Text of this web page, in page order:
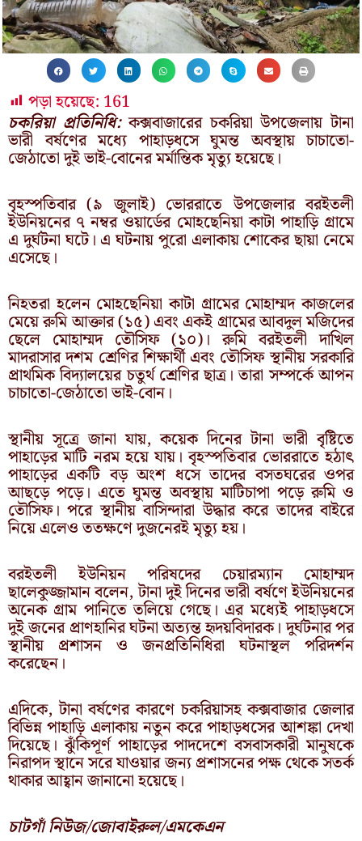
পড়া হয়েছে: 161
চকরিয়া প্রতিনিধি:কক্সবাজারের চকরিয়া উপজেলায় টানা
ভারী বর্ষণের মধ্যে পাহাড়ধসে ঘুমন্ত অবস্থায় চাচাতো-
জেঠাতো দুই ভাই-বোনের মর্মান্তিক মৃত্যু হয়েছে।
বৃহস্পতিবার (৯ জুলাই) ভোররাতে উপজেলার বরইতলী
ইউনিয়নের ৭ নম্বর ওয়ার্ডের মোহছেনিয়া কাটা পাহাড়ি গ্রামে
এ দুর্ঘটনা ঘটে। এ ঘটনায় পুরো এলাকায় শোকের ছায়া নেমে
এসেছে।
নিহতরা হলেন মোহছেনিয়া কাটা গ্রামের মোহাম্মদ কাজলের
মেয়ে রুমি আক্তার (১৫) এবং একই গ্রামের আবদুল মজিদের
ছেলে মোহাম্মদ তৌসিফ (১০)। রুমি বরইতলী দাখিল
মাদরাসার দশম শ্রেণির শিক্ষার্থী এবং তৌসিফ স্থানীয় সরকারি
প্রাথমিক বিদ্যালয়ের চতুর্থ শ্রেণির ছাত্র। তারা সম্পর্কে আপন
চাচাতো-জেঠাতো ভাই-বোন।
স্থানীয় সূত্রে জানা যায়, কয়েক দিনের টানা ভারী বৃষ্টিতে
পাহাড়ের মাটি নরম হয়ে যায়। বৃহস্পতিবার ভোররাতে হঠাৎ
পাহাড়ের একটি বড় অংশ ধসে তাদের বসতঘরের ওপর
আছড়ে পড়ে। এতে ঘুমন্ত অবস্থায় মাটিচাপা পড়ে রুমি ও
তৌসিফ। পরে স্থানীয় বাসিন্দারা উদ্ধার করে তাদের বাইরে
নিয়ে এলেও ততক্ষণে দুজনেরই মৃত্যু হয়।
বরইতলী ইউনিয়ন পরিষদের চেয়ারম্যান মোহাম্মদ
ছালেকুজ্জামান বলেন, টানা দুই দিনের ভারী বর্ষণে ইউনিয়নের
অনেক গ্রাম পানিতে তলিয়ে গেছে। এর মধ্যেই পাহাড়ধসে
দুই জনের প্রাণহানির ঘটনা অত্যন্ত হৃদয়বিদারক। দুর্ঘটনার পর
স্থানীয় প্রশাসন ও জনপ্রতিনিধিরা ঘটনাস্থল পরিদর্শন
করেছেন।
এদিকে, টানা বর্ষণের কারণে চকরিয়াসহ কক্সবাজার জেলার
বিভিন্ন পাহাড়ি এলাকায় নতুন করে পাহাড়ধসের আশঙ্কা দেখা
দিয়েছে। ঝুঁকিপূর্ণ পাহাড়ের পাদদেশে বসবাসকারী মানুষকে
নিরাপদ স্থানে সরে যাওয়ার জন্য প্রশাসনের পক্ষ থেকে সতর্ক
থাকার আহ্বান জানানো হয়েছে।
চাটগাঁ নিউজ/জোবাইরুল/এমকেএন